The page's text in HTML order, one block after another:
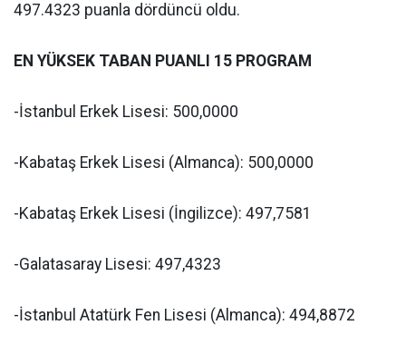
497.4323 puanla dördüncü oldu.
EN YÜKSEK TABAN PUANLI 15 PROGRAM
-İstanbul Erkek Lisesi: 500,0000
-Kabataş Erkek Lisesi (Almanca): 500,0000
-Kabataş Erkek Lisesi (İngilizce): 497,7581
-Galatasaray Lisesi: 497,4323
-İstanbul Atatürk Fen Lisesi (Almanca): 494,8872